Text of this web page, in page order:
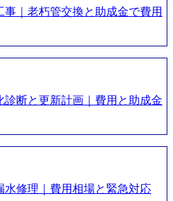
事｜老朽管交換と助成金で費用
診断と更新計画｜費用と助成金
水修理｜費用相場と緊急対応